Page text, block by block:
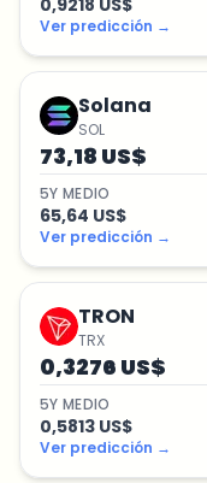
0,9218 US$
Ver predicción →
Solana
SOL
73,18 US$
5Y MEDIO
65,64 US$
Ver predicción →
TRON
TRX
0,3276 US$
5Y MEDIO
0,5813 US$
Ver predicción →